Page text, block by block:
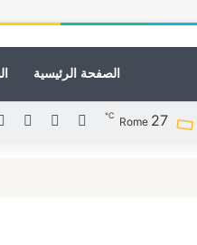
الصفحة الرئيسية
Rome 27
℃ فيسبوك